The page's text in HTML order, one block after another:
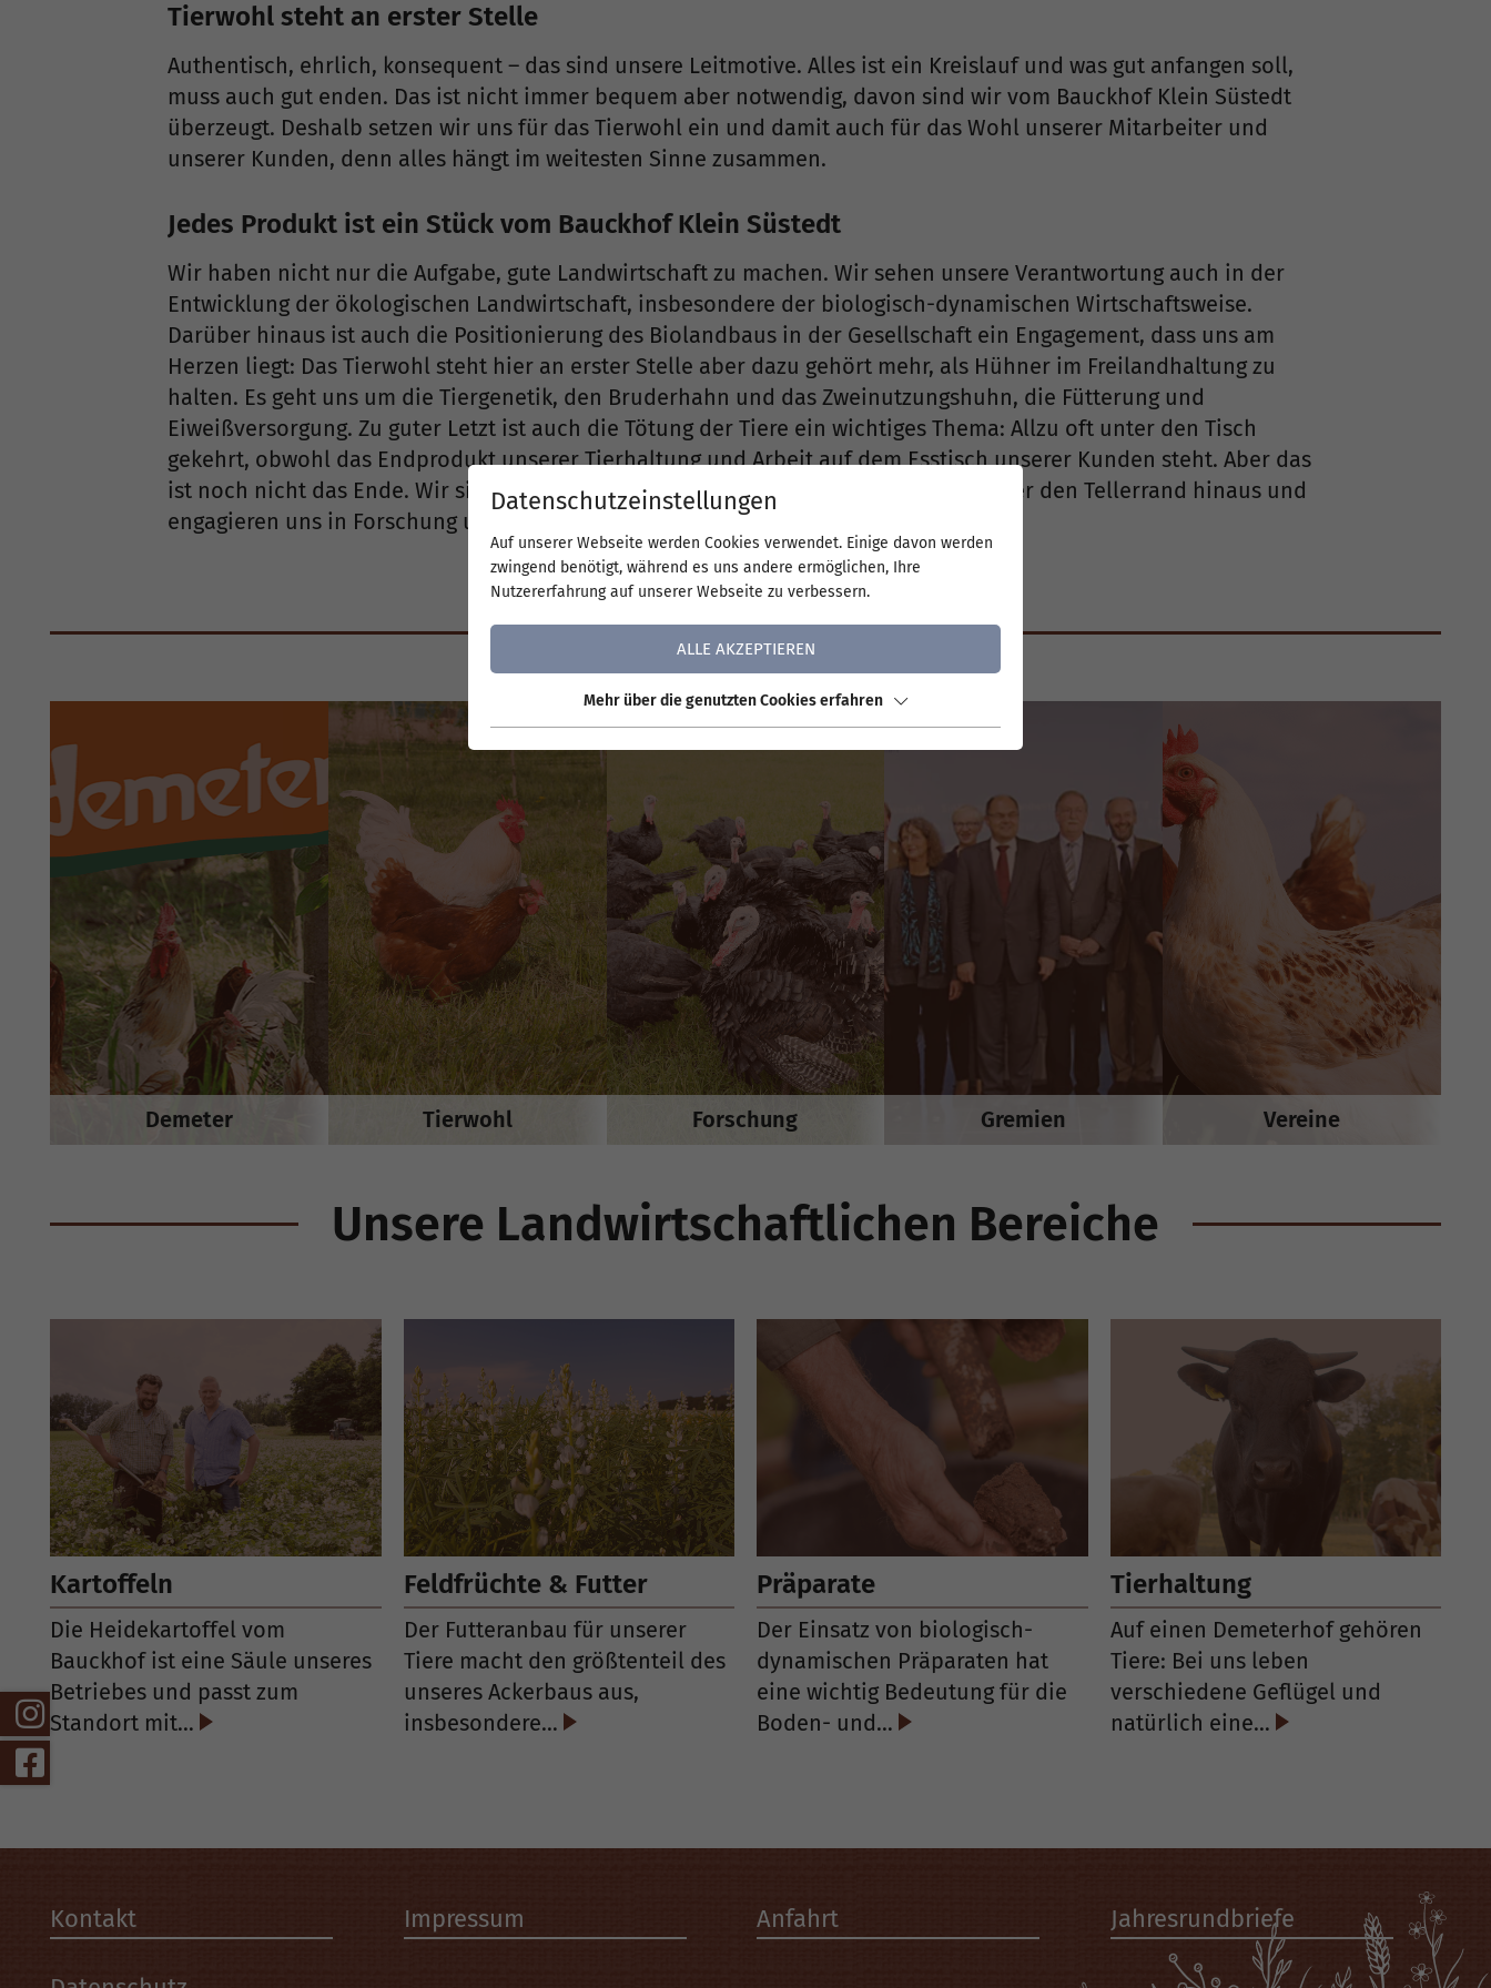
Tierwohl steht an erster Stelle
Authentisch, ehrlich, konsequent – das sind unsere Leitmotive. Alles ist ein Kreislauf und was gut anfangen soll,
muss auch gut enden. Das ist nicht immer bequem aber notwendig, davon sind wir vom Bauckhof Klein Süstedt
überzeugt. Deshalb setzen wir uns für das Tierwohl ein und damit auch für das Wohl unserer Mitarbeiter und
unserer Kunden, denn alles hängt im weitesten Sinne zusammen.
Jedes Produkt ist ein Stück vom Bauckhof Klein Süstedt
Wir haben nicht nur die Aufgabe, gute Landwirtschaft zu machen. Wir sehen unsere Verantwortung auch in der
Entwicklung der ökologischen Landwirtschaft, insbesondere der biologisch-dynamischen Wirtschaftsweise.
Darüber hinaus ist auch die Positionierung des Biolandbaus in der Gesellschaft ein Engagement, dass uns am
Herzen liegt: Das Tierwohl steht hier an erster Stelle aber dazu gehört mehr, als Hühner im Freilandhaltung zu
halten. Es geht uns um die Tiergenetik, den Bruderhahn und das Zweinutzungshuhn, die Fütterung und
Eiweißversorgung. Zu guter Letzt ist auch die Tötung der Tiere ein wichtiges Thema: Allzu oft unter den Tisch
gekehrt, obwohl das Endprodukt unserer Tierhaltung und Arbeit auf dem Esstisch unserer Kunden steht. Aber das
ist noch nicht das Ende. Wir sind alle Teil eines Kreislaufes. Deshalb schauen wir über den Tellerrand hinaus und
engagieren uns in Forschung und Verbandsarbeit, Politik und Gemeinwohl.
Was uns wichtig ist
Demeter Tierwohl Forschung Gremien Vereine
Unsere Landwirtschaftlichen Bereiche
Kartoffeln
Die Heidekartoffel vom
Bauckhof ist eine Säule unseres
Betriebes und passt zum
Standort mit…
Feldfrüchte & Futter
Der Futteranbau für unserer
Tiere macht den größtenteil des
unseres Ackerbaus aus,
insbesondere…
Präparate
Der Einsatz von biologisch-
dynamischen Präparaten hat
eine wichtig Bedeutung für die
Boden- und…
Tierhaltung
Auf einen Demeterhof gehören
Tiere: Bei uns leben
verschiedene Geflügel und
natürlich eine…
Kontakt Impressum Anfahrt Jahresrundbriefe
Datenschutzeinstellungen
Auf unserer Webseite werden Cookies verwendet. Einige davon werden
zwingend benötigt, während es uns andere ermöglichen, Ihre
Nutzererfahrung auf unserer Webseite zu verbessern.
ALLE AKZEPTIEREN
Mehr über die genutzten Cookies erfahren